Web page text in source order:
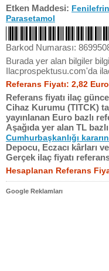
Etken Maddesi:
Parasetamol
Barkod Numarası:
Burada yer alan bilgiler
Ilacprospektusu.com'da
Referans Fiyatı: 2,82 Euro
Referans fiyatı ilaç
Cihaz Kurumu (TITCK)
yayınlanan Euro bazlı
Aşağıda yer alan TL
Cumhurbaşkanlığı
Depocu, Eczacı kârları
Gerçek ilaç fiyatı
Hesaplanan Referans
Google Reklamları